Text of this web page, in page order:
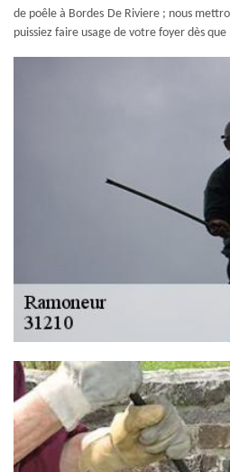
de poêle à Bordes De Riviere ; nous
puissiez faire usage de votre foyer dès